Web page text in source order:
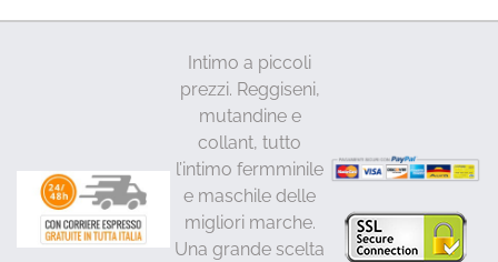
Intimo a piccoli
prezzi. Reggiseni,
mutandine e
collant, tutto
l’intimo fermminile
e maschile delle
migliori marche.
Una grande scelta